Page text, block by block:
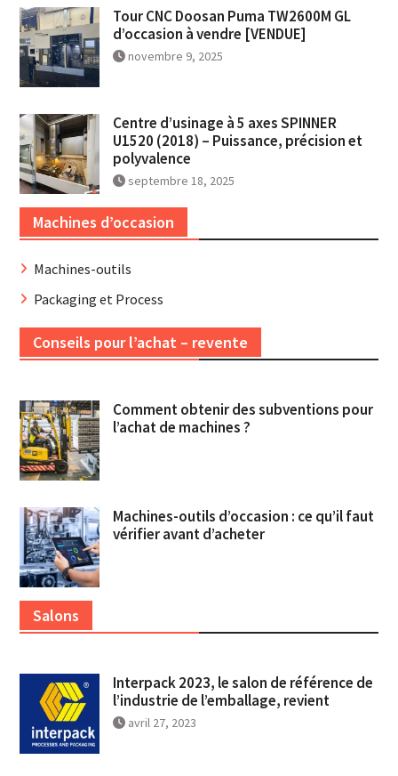
Tour CNC Doosan Puma TW2600M GL
d’occasion à vendre [VENDUE]
novembre 9, 2025
Centre d’usinage à 5 axes SPINNER
U1520 (2018) – Puissance, précision et
polyvalence
septembre 18, 2025
Machines d’occasion
Machines-outils
Packaging et Process
Conseils pour l’achat – revente
Comment obtenir des subventions pour
l’achat de machines ?
Machines-outils d’occasion : ce qu’il faut
vérifier avant d’acheter
Salons
Interpack 2023, le salon de référence de
l’industrie de l’emballage, revient
avril 27, 2023